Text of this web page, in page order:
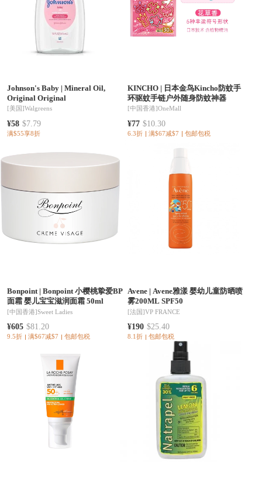
Johnson's Baby| Mineral Oil,
Original Original
[美国]Walgreens
¥58 $7.79
满$55享8折
KINCHO | 日本金鸟Kincho防蚊手
环驱蚊手链户外随身防蚊神器
[中国香港]OneMall
¥77 $10.30
6.3折 满$67减$7 包邮包税
Bonpoint| Bonpoint 小樱桃挚爱BP
面霜 婴儿宝宝滋润面霜 50ml
[中国香港]Sweet Ladies
¥605 $81.20
9.5折 满$67减$7 包邮包税
Avene |Avene雅漾 婴幼儿童防晒喷
雾200ML SPF50
[法国]VP FRANCE
¥190 $25.40
8.1折 包邮包税